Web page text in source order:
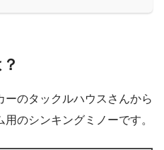
のタックルハウスさんから
のシンキングミノーです。